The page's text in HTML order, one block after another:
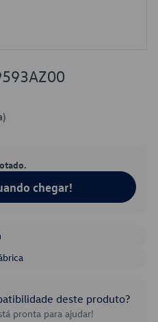
chegar!
deste produto?
pronta para ajudar!